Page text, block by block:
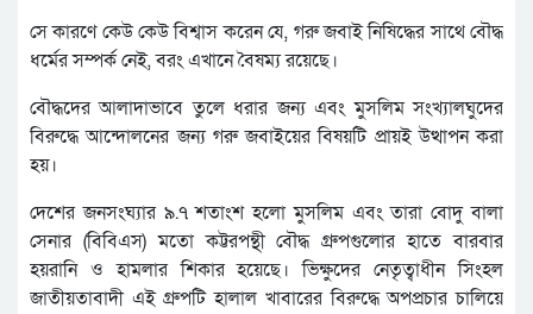
সে কারণে কেউ কেউ বিশ্বাস করেন যে, গরু জবাই নিষিদ্ধের সাথে বৌদ্ধ
ধর্মের সম্পর্ক নেই, বরং এখানে বৈষম্য রয়েছে।
বৌদ্ধদের আলাদাভাবে তুলে ধরার জন্য এবং মুসলিম সংখ্যালঘুদের
বিরুদ্ধে আন্দোলনের জন্য গরু জবাইয়ের বিষয়টি প্রায়ই উত্থাপন করা
হয়।
দেশের জনসংঘ্যার ৯.৭ শতাংশ হলো মুসলিম এবং তারা বোদু বালা
সেনার (বিবিএস) মতো কট্টরপন্থী বৌদ্ধ গ্রুপগুলোর হাতে বারবার
হয়রানি ও হামলার শিকার হয়েছে। ভিক্ষুদের নেতৃত্বাধীন সিংহল
জাতীয়তাবাদী এই গ্রুপটি হালাল খাবারের বিরুদ্ধে অপপ্রচার চালিয়ে